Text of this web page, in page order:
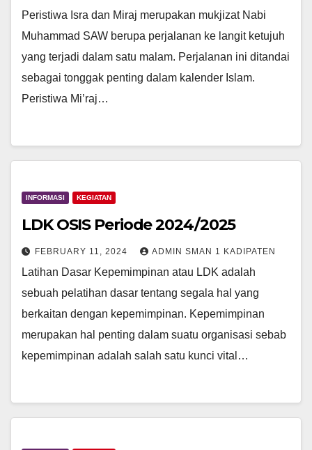
Peristiwa Isra dan Miraj merupakan mukjizat Nabi
Muhammad SAW berupa perjalanan ke langit ketujuh
yang terjadi dalam satu malam. Perjalanan ini ditandai
sebagai tonggak penting dalam kalender Islam.
Peristiwa Mi’raj…
INFORMASI KEGIATAN
LDK OSIS Periode 2024/2025
FEBRUARY 11, 2024 ADMIN SMAN 1 KADIPATEN
Latihan Dasar Kepemimpinan atau LDK adalah
sebuah pelatihan dasar tentang segala hal yang
berkaitan dengan kepemimpinan. Kepemimpinan
merupakan hal penting dalam suatu organisasi sebab
kepemimpinan adalah salah satu kunci vital…